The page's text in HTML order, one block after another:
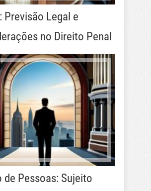
Previsão Legal e
no Direito Penal
de Pessoas: Sujeito